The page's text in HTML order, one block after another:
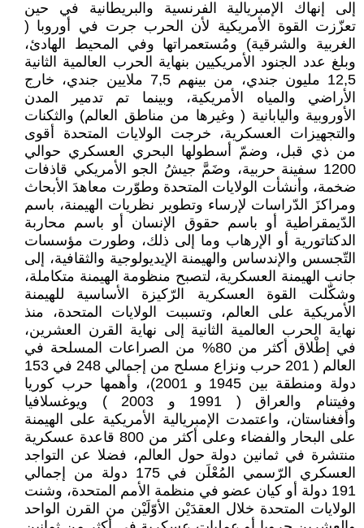
إلى إنهاك الإمبريالية الفرنسية والبريطانية في حين
تعزّزت القوة الأمريكية لأن الحرب جرت في أوروبا (
الغربية والشرقية) ومُستعمراتها وفي المحيط الهادئ،
وبلغ عدد الجنود الأمريكيين بنهاية الحرب العالمية الثانية
12,5 مليون جندي، من بينهم 7,5 ملايين جندي، خارج
الأراضي والمياه الأمريكية، وبينما تم تدمير المدن
الأوروبية واليابانية ( وغيرها من مناطق العالم) والثكنات
والتجهيزات العسكرية، خرجت الولايات المتحدة أقوى
من ذي قبل، وضمّ أسطولها البحري العسكري حوالي
1200 سفينة حربية، وضَمَّ جيشُ الجو الأمريكي قاذفات
ضخمة، وأنشأت الولايات المتحدة وطوّرت معاهدَ الأبحاث
ومراكزَ الدّراسات لإرساء وتطوير نظريات الهيمنة، باسم
الدّيمقراطية أو باسم حقوق الإنسان أو باسم محاربة
الدكتاتورية أو الإرهاب وما إلى ذلك، وطورت مؤسسات
التّجسس والإندساس والهيمنة الإيديولوجية والثقافية، إلى
جانب الهيمنة العسكرية، لتصبح منظومة الهيمنة متكاملة،
وشكّلت القوة العسكرية الرّكيزة الأساسية للهيمنة
الأمريكية على العالم، وتسببت الولايات المتحدة، منذ
نهاية الحرب العالمية الثانية إلى نهاية القرن العشرين،
في إطْلاق أكثر من 80% من الصراعات المسلحة في
العالم ( 201 حرب ونزاع مسلح من إجمالي 248 في 153
دولة ومنطقة بين 1945 و 2001)، وأهمها حرب كوريا
وفيتنام والعراق ( 1991 و 2003 ) ويوغسلافيا
وأفغناستان، واعتمدت الإمبريالية الأمريكية على الهيمنة
على البحار والفضاء وعلى أكثر من 800 قاعدة عسكرية
منتشرة في ثمانين دولة حول العالم، فضلا عن التواجد
العسكري الرّسمي المُعْلَن في 175 دولة من إجمالي
191 دولة أو كيان عضو في منظمة الأمم المتحدة، وشنت
الولايات المتحدة خلال العقدَيْن الأوّلَيْن من القرن الواحد